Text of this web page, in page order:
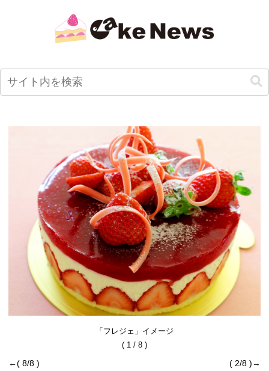
「フレジェ」イメージ
( 1 / 8 )
←( 8/8 ) ( 2/8 )→